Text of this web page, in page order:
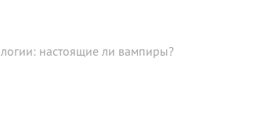
настоящие ли вампиры?